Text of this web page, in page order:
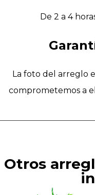
De 2 a 4
La foto del arreglo
comprometemos a
Otros